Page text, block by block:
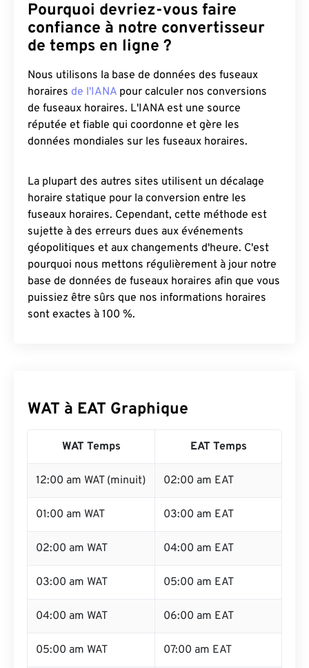
Pourquoi devriez-vous faire
confiance à notre convertisseur
de temps en ligne ?
Nous utilisons la base de données des fuseaux
horaires de l'IANA pour calculer nos conversions
de fuseaux horaires. L'IANA est une source
réputée et fiable qui coordonne et gère les
données mondiales sur les fuseaux horaires.
La plupart des autres sites utilisent un décalage
horaire statique pour la conversion entre les
fuseaux horaires. Cependant, cette méthode est
sujette à des erreurs dues aux événements
géopolitiques et aux changements d'heure. C'est
pourquoi nous mettons régulièrement à jour notre
base de données de fuseaux horaires afin que vous
puissiez être sûrs que nos informations horaires
sont exactes à 100 %.
WAT à EAT Graphique
WAT Temps EAT Temps
12:00 am WAT (minuit) 02:00 am EAT
01:00 am WAT 03:00 am EAT
02:00 am WAT 04:00 am EAT
03:00 am WAT 05:00 am EAT
04:00 am WAT 06:00 am EAT
05:00 am WAT 07:00 am EAT